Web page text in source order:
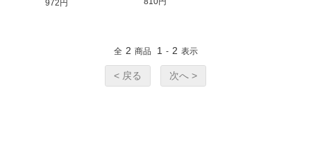
972円
全 2 商品 1 - 2 表示
< 戻る 次へ >